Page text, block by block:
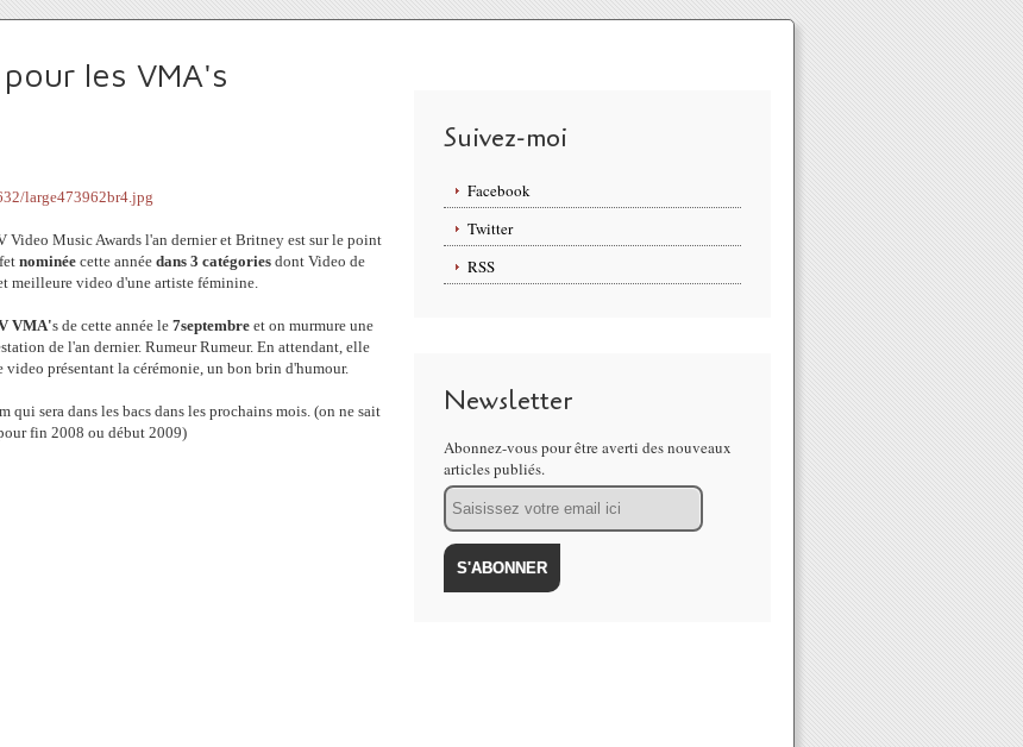
les VMA's
Video Music Awards l'an dernier et Britney est sur le point
nominée cette année dans 3 catégories dont Video de
meilleure video d'une artiste féminine.
VMA's de cette année le 7septembreet on murmure une
de l'an dernier. Rumeur Rumeur. En attendant, elle
présentant la cérémonie, un bon brin d'humour.
sera dans les bacs dans les prochains mois. (on ne sait
fin 2008 ou début 2009)
Suivez-moi
Facebook
Twitter
RSS
Newsletter
Abonnez-vous pour être averti des nouveaux
articles publiés.
Email